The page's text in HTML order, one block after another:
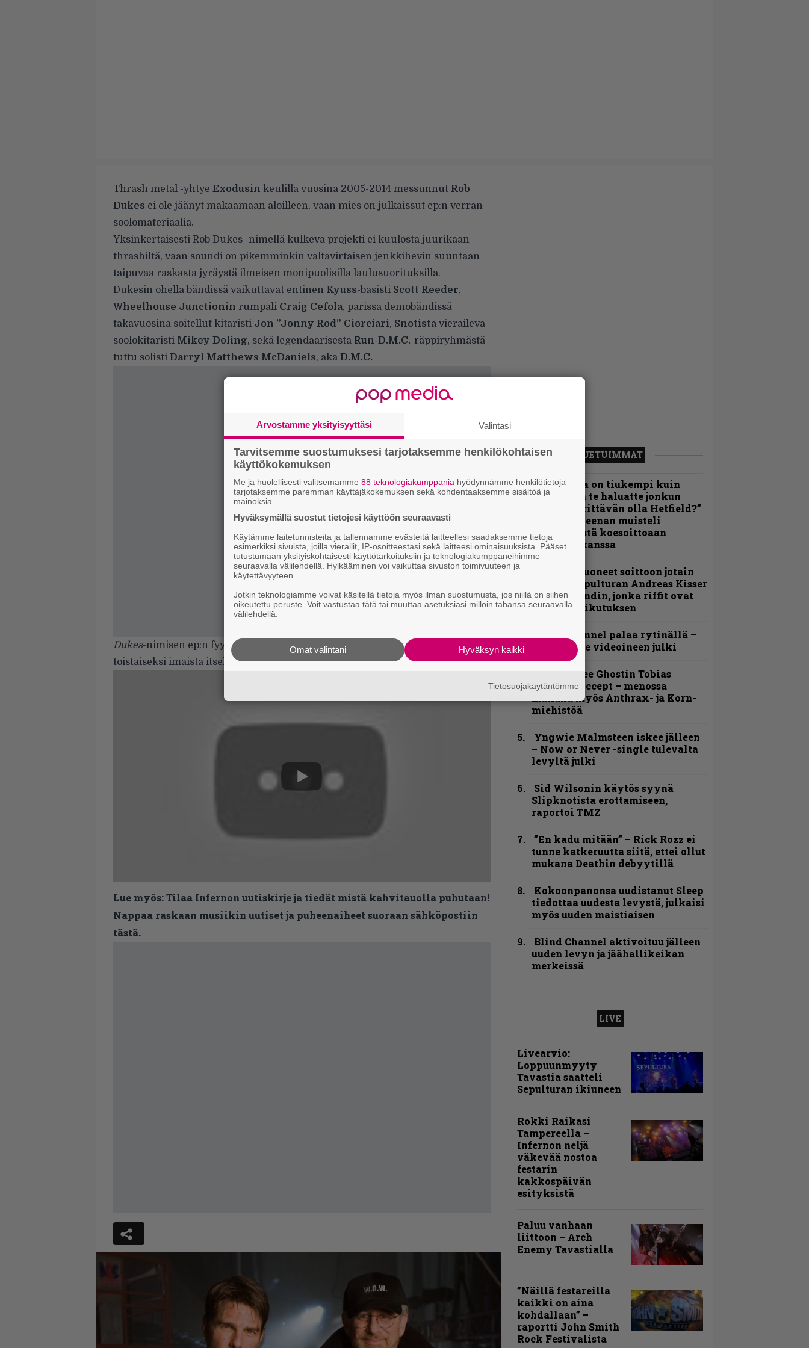
Thrash metal -yhtye Exodusin keulilla vuosina 2005-2014 messunnut Rob
Dukes ei ole jäänyt makaamaan aloilleen, vaan mies on julkaissut ep:n verran
soolomateriaalia.
Yksinkertaisesti Rob Dukes -nimellä kulkeva projekti ei kuulosta juurikaan
thrashiltä, vaan soundi on pikemminkin valtavirtaisen jenkkihevin suuntaan
taipuvaa raskasta jyräystä ilmeisen monipuolisilla laulusuorituksilla.
Dukesin ohella bändissä vaikuttavat entinen Kyuss-basisti Scott Reeder,
Wheelhouse Junctionin rumpali Craig Cefola, parissa demobändissä
takavuosina soitellut kitaristi Jon ”Jonny Rod” Ciorciari, Snotistavieraileva
soolokitaristi Mikey Doling, sekä legendaarisesta Run-D.M.C.-räppiryhmästä
tuttu solisti Darryl Matthews McDaniels, aka D.M.C.
Dukes-nimisen ep:n fyysisestä julkaisusta ei ole vielä tietoa, mutta biisit voi
toistaiseksi imaista itselleen maksua vastaan ainakin iTunesista.
Lue myös:Tilaa Infernon uutiskirje ja tiedät mistä kahvitauolla puhutaan!
Nappaa raskaan musiikin uutiset ja puheenaiheet suoraan sähköpostiin
tästä.
LUETUIMMAT
”Metallica on tiukempi kuin
koskaan ja te haluatte jonkun
nulikan yrittävän olla Hetfield?”
– Pepper Keenan muisteli
ensimmäistä koesoittoaan
hevijätin kanssa
”He ovat tuoneet soittoon jotain
uutta” – Sepulturan Andreas Kisser
nimeää bändin, jonka riffit ovat
tehneet vaikutuksen
Blind Channel palaa rytinällä –
tuplasingle videoineen julki
Näin lähtee Ghostin Tobias
Forgelta Accept – menossa
mukana myös Anthrax- ja Korn-
miehistöä
Yngwie Malmsteen iskee jälleen
– Now or Never -single tulevalta
levyltä julki
Sid Wilsonin käytös syynä
Slipknotista erottamiseen,
raportoi TMZ
”En kadu mitään” – Rick Rozz ei
tunne katkeruutta siitä, ettei ollut
mukana Deathin debyytillä
Kokoonpanonsa uudistanut Sleep
tiedottaa uudesta levystä, julkaisi
myös uuden maistiaisen
Blind Channel aktivoituu jälleen
uuden levyn ja jäähallikeikan
merkeissä
LIVE
Livearvio:
Loppuunmyyty
Tavastia saatteli
Sepulturan ikiuneen
Rokki Raikasi
Tampereella –
Infernon neljä
väkevää nostoa
festarin
kakkospäivän
esityksistä
Paluu vanhaan
liittoon – Arch
Enemy Tavastialla
”Näillä festareilla
kaikki on aina
kohdallaan” –
raportti John Smith
Rock Festivalista
Arvostamme yksityisyyttäsi Valintasi
Tarvitsemme suostumuksesi tarjotaksemme henkilökohtaisen
käyttökokemuksen
Me ja huolellisesti valitsemamme 88 teknologiakumppania hyödynnämme henkilötietoja
tarjotaksemme paremman käyttäjäkokemuksen sekä kohdentaaksemme sisältöä ja
mainoksia.
Hyväksymällä suostut tietojesi käyttöön seuraavasti
Käytämme laitetunnisteita ja tallennamme evästeitä laitteellesi saadaksemme tietoja
esimerkiksi sivuista, joilla vierailit, IP-osoitteestasi sekä laitteesi ominaisuuksista. Pääset
tutustumaan yksityiskohtaisesti käyttötarkoituksiin ja teknologiakumppaneihimme
seuraavalla välilehdellä. Hylkääminen voi vaikuttaa sivuston toimivuuteen ja
käytettävyyteen.
Jotkin teknologiamme voivat käsitellä tietoja myös ilman suostumusta, jos niillä on siihen
oikeutettu peruste. Voit vastustaa tätä tai muuttaa asetuksiasi milloin tahansa seuraavalla
välilehdellä.
Hyväksyn kaikki
Omat valintani
Tietosuojakäytäntömme